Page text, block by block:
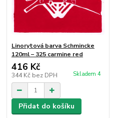
Linorytová barva Schmincke
120ml – 325 carmine red
416 Kč
344 Kč bez DPH Skladem 4
Přidat do košíku